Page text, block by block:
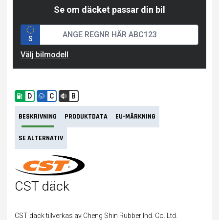
Se om däcket passar din bil
S
Välj bilmodell
D C B
BESKRIVNING PRODUKTDATA EU-MÄRKNING
SE ALTERNATIV
CST däck
CST däck tillverkas av Cheng Shin Rubber Ind. Co. Ltd.